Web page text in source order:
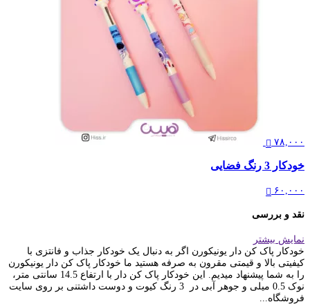
۷۸,۰۰۰
خودکار 3 رنگ فضایی
۶۰,۰۰۰
نقد و بررسی
نمایش بیشتر
خودکار پاک کن دار یونیکورن اگر به دنبال یک خودکار جذاب و فانتزی با
کیفیتی بالا و قیمتی مقرون به صرفه هستید ما خودکار پاک کن دار یونیکورن
را به شما پیشنهاد میدیم. این خودکار پاک کن دار با ارتفاع 14.5 سانتی متر،
نوک 0.5 میلی و جوهر آبی در 3 رنگ کیوت و دوست داشتنی بر روی سایت
فروشگاه...